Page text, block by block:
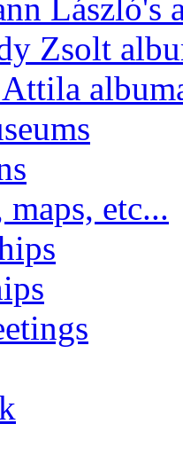
László's
Zsolt
Attila
etc...